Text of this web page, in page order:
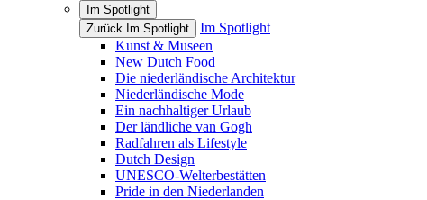
Im Spotlight
Zurück Im Spotlight
Im Spotlight
Kunst & Museen
New Dutch Food
Die niederländische Architektur
Niederländische Mode
Ein nachhaltiger Urlaub
Der ländliche van Gogh
Radfahren als Lifestyle
Dutch Design
UNESCO-Welterbestätten
Pride in den Niederlanden